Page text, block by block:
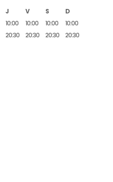
J V S
D
10:00
20:30
10:00
20:30
10:00
20:30
10:00
20:30